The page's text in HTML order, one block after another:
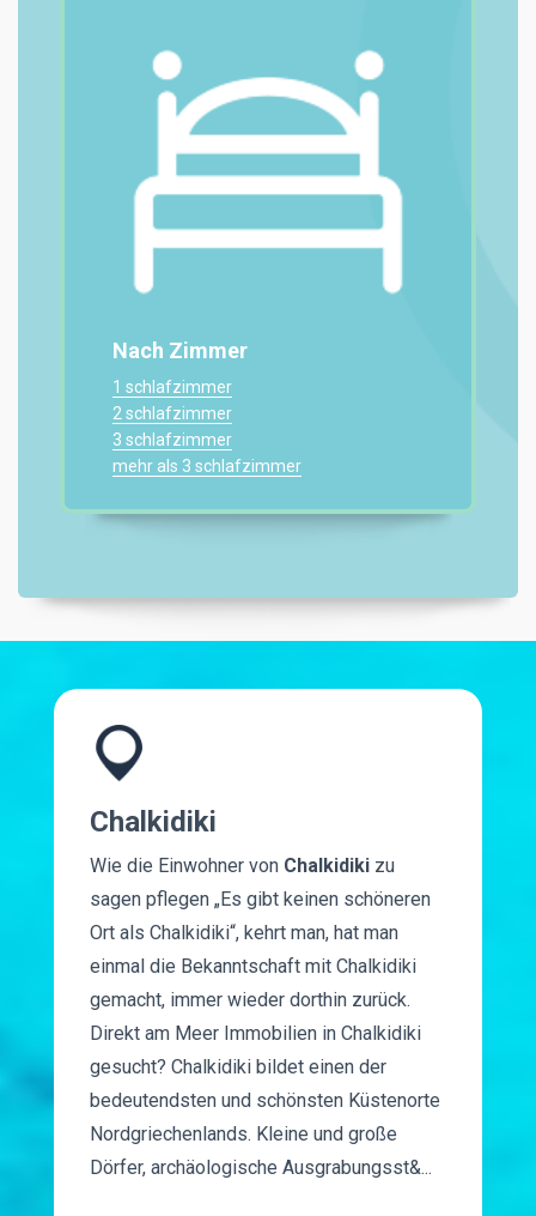
Nach Zimmer
1 schlafzimmer
2 schlafzimmer
3 schlafzimmer
mehr als 3 schlafzimmer
Chalkidiki
Wie die Einwohner von Chalkidiki zu
sagen pflegen „Es gibt keinen schöneren
Ort als Chalkidiki“, kehrt man, hat man
einmal die Bekanntschaft mit Chalkidiki
gemacht, immer wieder dorthin zurück.
Direkt am Meer Immobilien in Chalkidiki
gesucht? Chalkidiki bildet einen der
bedeutendsten und schönsten Küstenorte
Nordgriechenlands. Kleine und große
Dörfer, archäologische Ausgrabungsst&...